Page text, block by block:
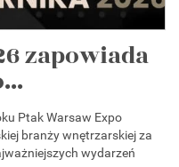
zapowiada
Ptak Warsaw Expo
branży wnętrzarskiej za
wydarzeń